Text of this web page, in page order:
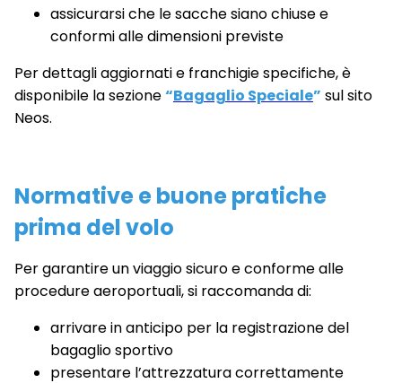
assicurarsi che le sacche siano chiuse e
conformi alle dimensioni previste
Per dettagli aggiornati e franchigie specifiche, è
disponibile la sezione“Bagaglio Speciale” sul sito
Neos.
Normative e buone pratiche
prima del volo
Per garantire un viaggio sicuro e conforme alle
procedure aeroportuali, si raccomanda di:
arrivare in anticipo per la registrazione del
bagaglio sportivo
presentare l’attrezzatura correttamente